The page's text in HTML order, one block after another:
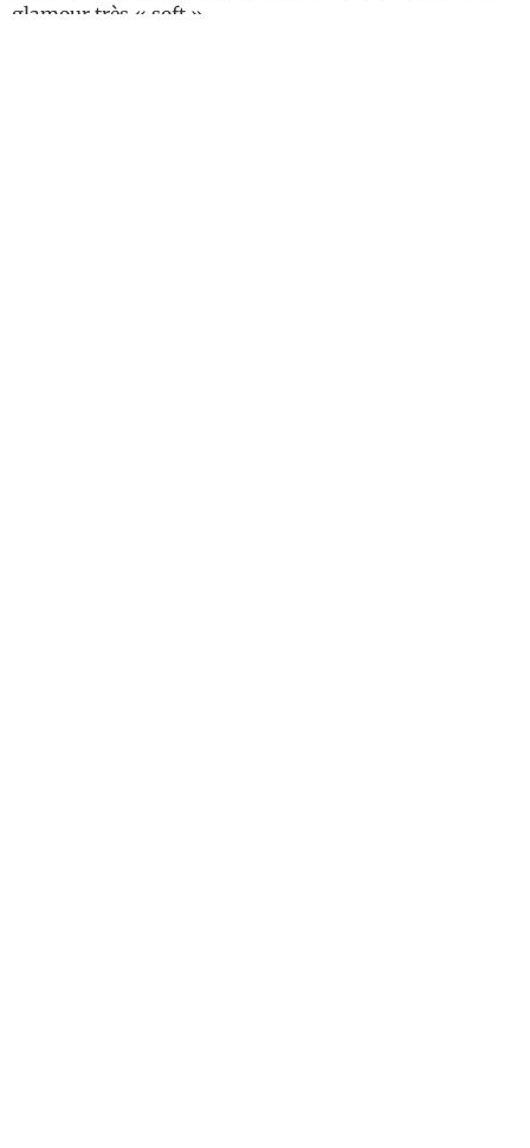
glamour très « soft ».